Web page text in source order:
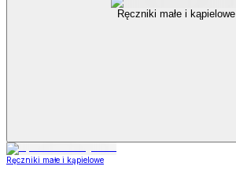
Ręczniki małe i kąpielowe
Ręczniki małe i kąpielowe